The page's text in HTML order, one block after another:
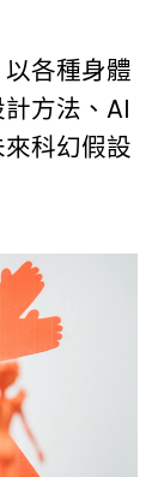
各種身體
方法、AI
科幻假設